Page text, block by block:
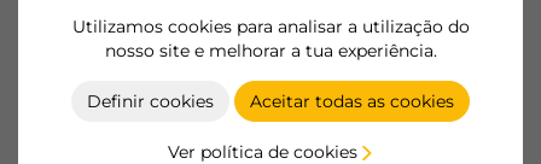
Utilizamos cookies para analisar a utilização do
nosso site e melhorar a tua experiência.
Definir cookies Aceitar todas as cookies
Ver política de cookies
Produtos essenciais
Tornar-se cliente
Ficha de produto